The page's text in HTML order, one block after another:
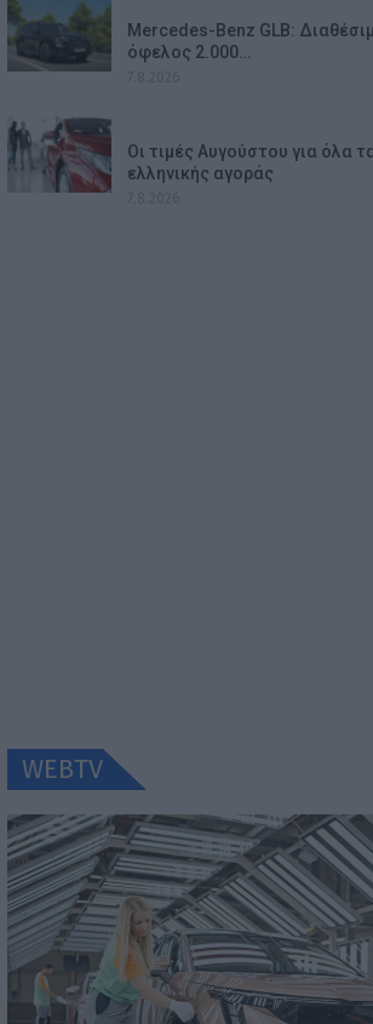
Mercedes-Benz GLB:
όφελος 2.000…
Οι τιμές Αυγούστου για όλα
ελληνικής αγοράς
WEBTV